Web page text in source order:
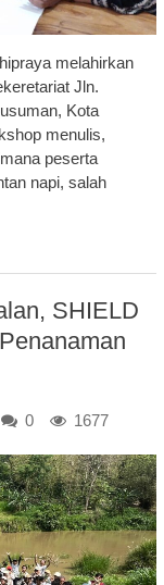
melahirkan
Jln.
Kota
menulis,
peserta
napi, salah
SHIELD
0 1677